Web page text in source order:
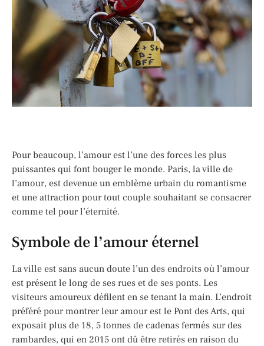
Pour beaucoup, l’amour est l’une des forces les plus
puissantes qui font bouger le monde. Paris, la ville de
l’amour, est devenue un emblème urbain du romantisme
et une attraction pour tout couple souhaitant se consacrer
comme tel pour l’éternité.
Symbole de l’amour éternel
La ville est sans aucun doute l’un des endroits où l’amour
est présent le long de ses rues et de ses ponts. Les
visiteurs amoureux défilent en se tenant la main. L’endroit
préféré pour montrer leur amour est le Pont des Arts, qui
exposait plus de 18, 5 tonnes de cadenas fermés sur des
rambardes, qui en 2015 ont dû être retirés en raison du